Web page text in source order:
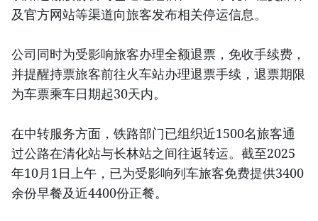
及官方网站等渠道向旅客发布相关停运信息。
公司同时为受影响旅客办理全额退票，免收手续费，
并提醒持票旅客前往火车站办理退票手续，退票期限
为车票乘车日期起30天内。
在中转服务方面，铁路部门已组织近1500名旅客通
过公路在清化站与长林站之间往返转运。截至2025
年10月1日上午，已为受影响列车旅客免费提供3400
余份早餐及近4400份正餐。